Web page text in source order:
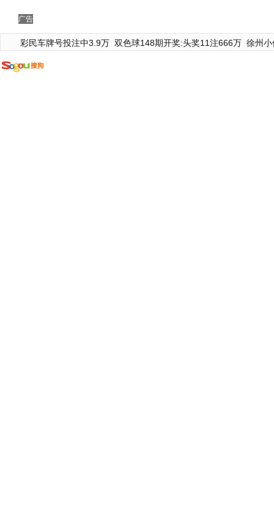
广告
彩民车牌号投注中3.9万 双色球148期开奖:头奖11注666万 徐州